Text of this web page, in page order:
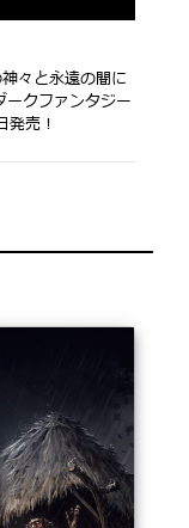
々と永遠の闇に
クファンタジー
売！